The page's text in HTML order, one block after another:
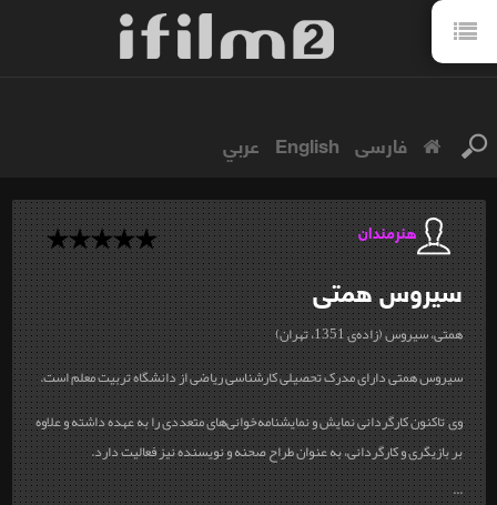
فارسی English عربي
هنرمندان
سیروسهمتی
همتی، سیروس (زاده‌ی 1351، تهران)
سیروس همتی دارای مدرک تحصیلی کارشناسی ریاضی از دانشگاه تربیت معلم است.
وی تاکنون کارگردانی نمایش و نمایشنامه‌خوانی‌های متعددی را به عهده داشته و علاوه
بر بازیگری و کارگردانی، به عنوان طراح صحنه و نویسنده نیز فعالیت دارد.
...